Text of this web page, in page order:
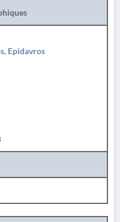
Epidavros